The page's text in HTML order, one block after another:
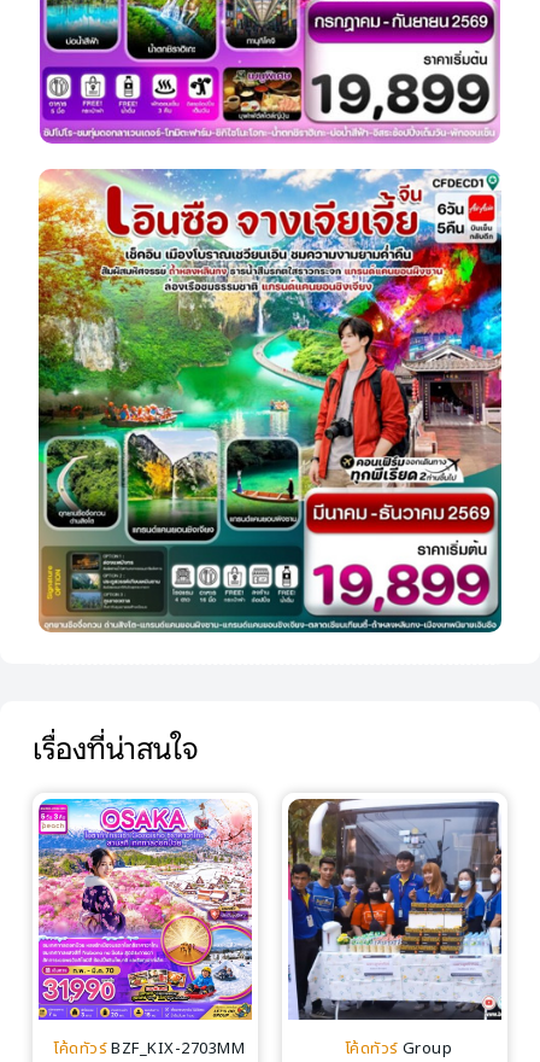
เรื่องที่น่าสนใจ
โค้ดทัวร์ BZF_KIX-2703MM โค้ดทัวร์ Group